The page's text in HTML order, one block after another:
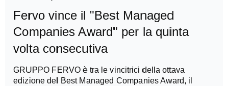
Fervo vince il "Best Managed
Companies Award" per la quinta
volta consecutiva
GRUPPO FERVO è tra le vincitrici della ottava
edizione del Best Managed Companies Award, il